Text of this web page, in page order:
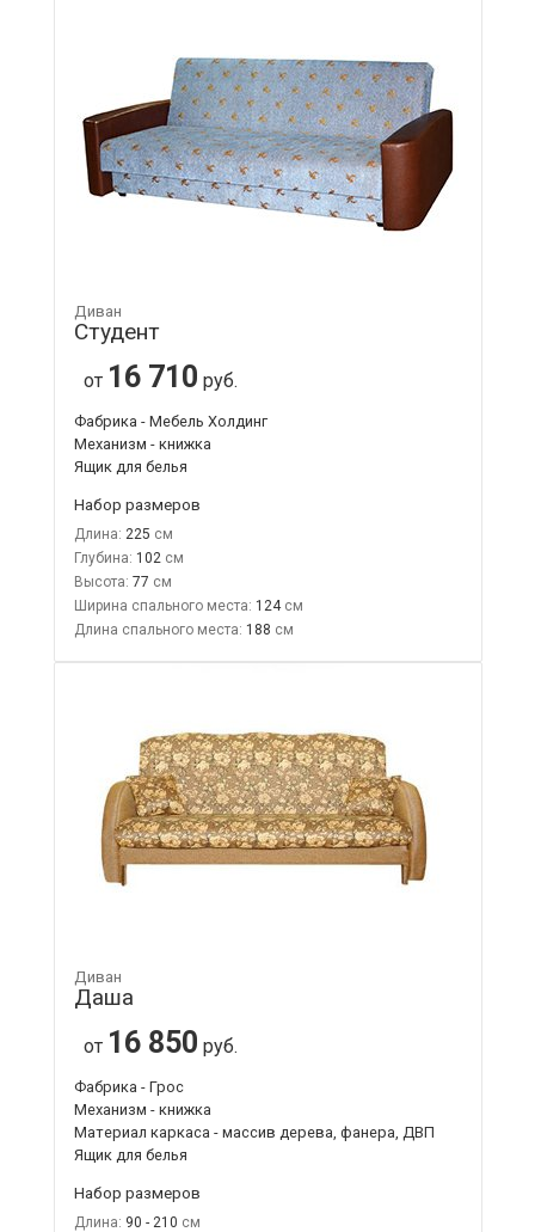
Диван
Студент
от 16 710 руб.
Фабрика - Мебель Холдинг
Механизм - книжка
Ящик для белья
Набор размеров
Длина: 225
Глубина: 102
Высота: 77
Ширина спального места: 124
Длина спального места: 188
Диван
Даша
от 16 850 руб.
Фабрика - Грос
Механизм - книжка
Материал каркаса - массив дерева, фанера, ДВП
Ящик для белья
Набор размеров
Длина: 90 - 210